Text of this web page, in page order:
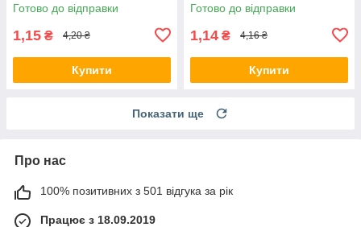
Готово до відправки
1,15 ₴ 4,20 ₴
Купити
Готово до відправки
1,14 ₴ 4,16 ₴
Купити
Показати ще
Про нас
100% позитивних з 501 відгука за рік
Працює з 18.09.2019